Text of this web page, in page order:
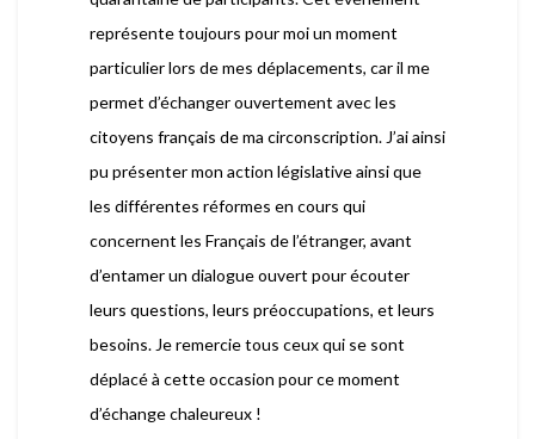
représente toujours pour moi un moment
particulier lors de mes déplacements, car il me
permet d’échanger ouvertement avec les
citoyens français de ma circonscription. J’ai ainsi
pu présenter mon action législative ainsi que
les différentes réformes en cours qui
concernent les Français de l’étranger, avant
d’entamer un dialogue ouvert pour écouter
leurs questions, leurs préoccupations, et leurs
besoins. Je remercie tous ceux qui se sont
déplacé à cette occasion pour ce moment
d’échange chaleureux !